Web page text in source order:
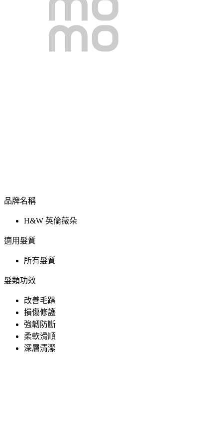
品牌名稱
H&W 英倫薇朵
適用髮質
所有髮質
髮類功效
改善毛躁
損傷修護
強韌防斷
柔軟滑順
深層清潔